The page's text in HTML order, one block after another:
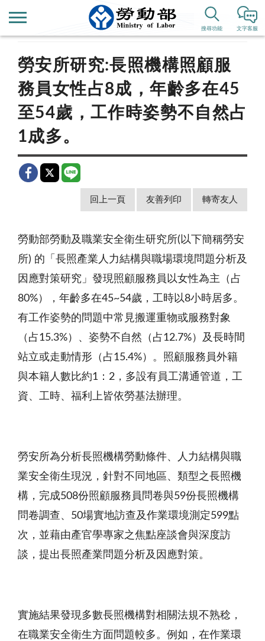
文字客服
搜尋功能
新聞公告 歷史新聞
勞安所研究:長照機構照顧服
務員女性占8成，年齡多在45
至54歲，工作時姿勢不自然占
1成多。
回上一頁 友善列印 轉寄友人
勞動部勞動及職業安全衛生研究所(以下簡稱勞安
所) 的「長照產業人力結構與職場環境問題分析及
因應對策研究」發現照顧服務員以女性為主（占
80%），年齡多在45~54歲，工時以8小時居多。
有工作姿勢的問題中常見搬運重物或服務對象
（占15.3%）、姿勢不自然（占12.7%）及長時間
站立或走動情形（占15.4%）。照顧服務員外籍
與本籍人數比約1：2，多設有員工溝通管道，工
資、工時、福利上皆依勞基法辦理。
勞安所為分析長照機構勞動條件、人力結構與職
業安全衛生現況，針對不同地區、類型之長照機
構，完成508份照顧服務員問卷與59份長照機構
問卷調查、50場實地訪查及作業環境測定599點
次，並藉由產官學專家之焦點座談會與深度訪
談，提出長照產業問題分析及因應對策。
實施結果發現多數長照機構對相關法規不熟稔，
在職業安全衛生方面問題較多。例如，在作業環